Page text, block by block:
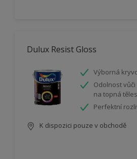
Dulux Resist Gloss
Výborná
Odolnost vůči
na topná
Perfektní
K dispozici pouze v obchodě